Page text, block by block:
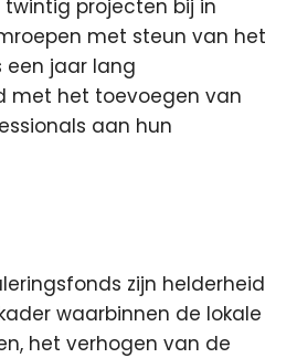
projecten bij in
met steun van het
een jaar lang
met het toevoegen van
aan hun
zijn helderheid
waarbinnen de lokale
het verhogen van de